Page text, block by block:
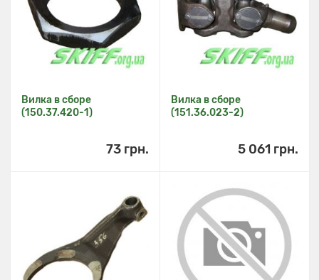
Вилка в сборе
(150.37.420-1)
73 грн.
Вилка в сборе
(151.36.023-2)
5 061 грн.